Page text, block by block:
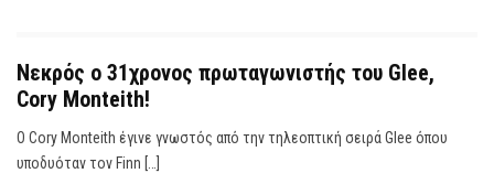
Νεκρός ο 31χρονος πρωταγωνιστής του Glee,
Cory Monteith!
Ο Cory Monteith έγινε γνωστός από την τηλεοπτική σειρά Glee όπου
υποδυόταν τον Finn […]